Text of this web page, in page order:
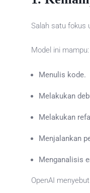
Salah satu fokus
Model ini mampu:
Menulis kode.
Melakukan
Melakukan
Menjalankan
Menganalisis
OpenAI